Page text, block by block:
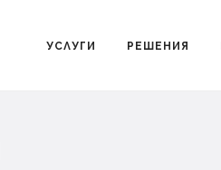
УСЛУГИ РЕШЕНИЯ